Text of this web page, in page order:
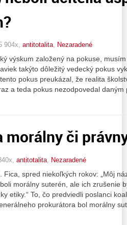
904x, antitotalita, Nezaradené
výskum založený na pokuse,
takýto dôležitý vedecký pokus
pokus preukázal, že realita
a teda pokus nezodpovedal
morálny či
antitotalita Nezaradené
Fica, spred niekoľkých rokov: „Môj
morálny suterén, ale ich zrušenie
etiky.“ To, čo predviedli poslanci
prokurátora bol morálny